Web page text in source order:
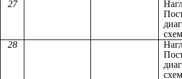
27
28